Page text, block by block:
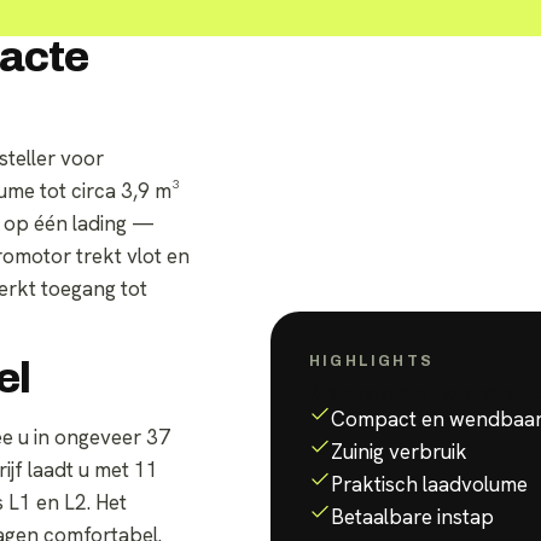
voor
tot circa 3,9 m³
op één lading —
trekt vlot en
toegang tot
u in ongeveer 37
laadt u met 11
en L2. Het
comfortabel.
HIGHLIGHTS
Compact en
Zuinig verbruik
Praktisch laadvolume
Betaalbare instap